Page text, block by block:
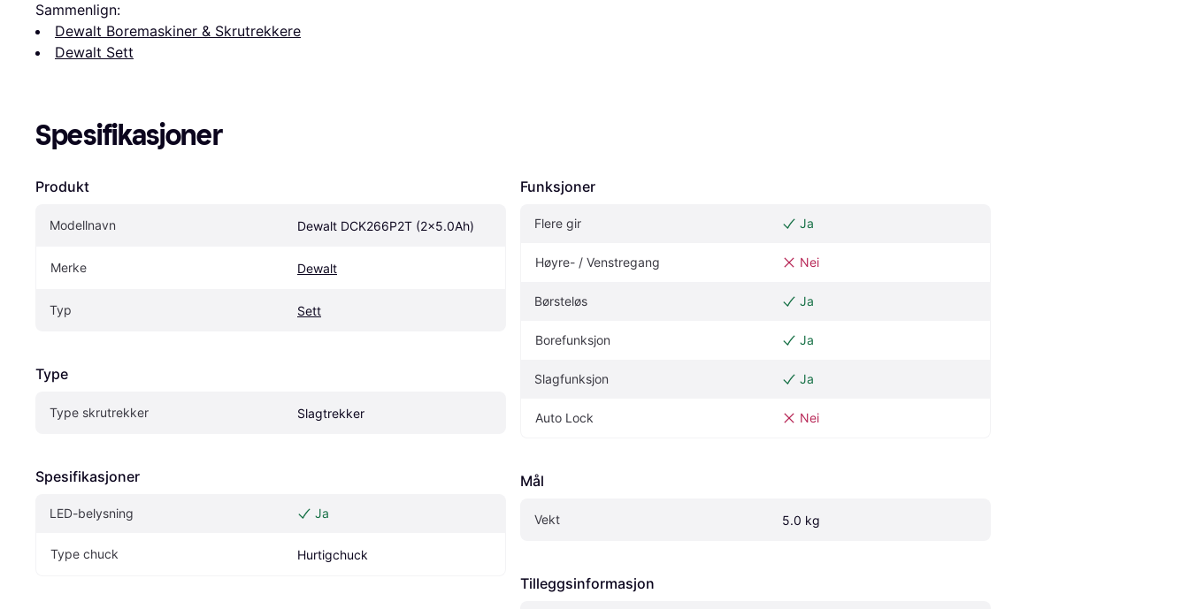
Sammenlign:
Dewalt Boremaskiner & Skrutrekkere
Dewalt Sett
Spesifikasjoner
Produkt
Modellnavn Dewalt DCK266P2T (2x5.0Ah)
Merke Dewalt
Typ Sett
Type
Type skrutrekker Slagtrekker
Spesifikasjoner
LED-belysning Ja
Type chuck Hurtigchuck
Funksjoner
Flere gir Ja
Høyre- / Venstregang Nei
Børsteløs Ja
Borefunksjon Ja
Slagfunksjon Ja
Auto Lock Nei
Mål
Vekt 5.0 kg
Tilleggsinformasjon